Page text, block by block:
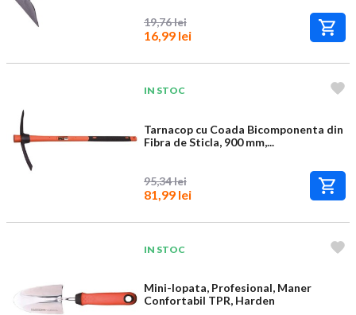
19,76 lei
16,99 lei
IN STOC
Tarnacop cu Coada Bicomponenta din
Fibra de Sticla, 900 mm,...
95,34 lei
81,99 lei
IN STOC
Mini-lopata, Profesional, Maner
Confortabil TPR, Harden